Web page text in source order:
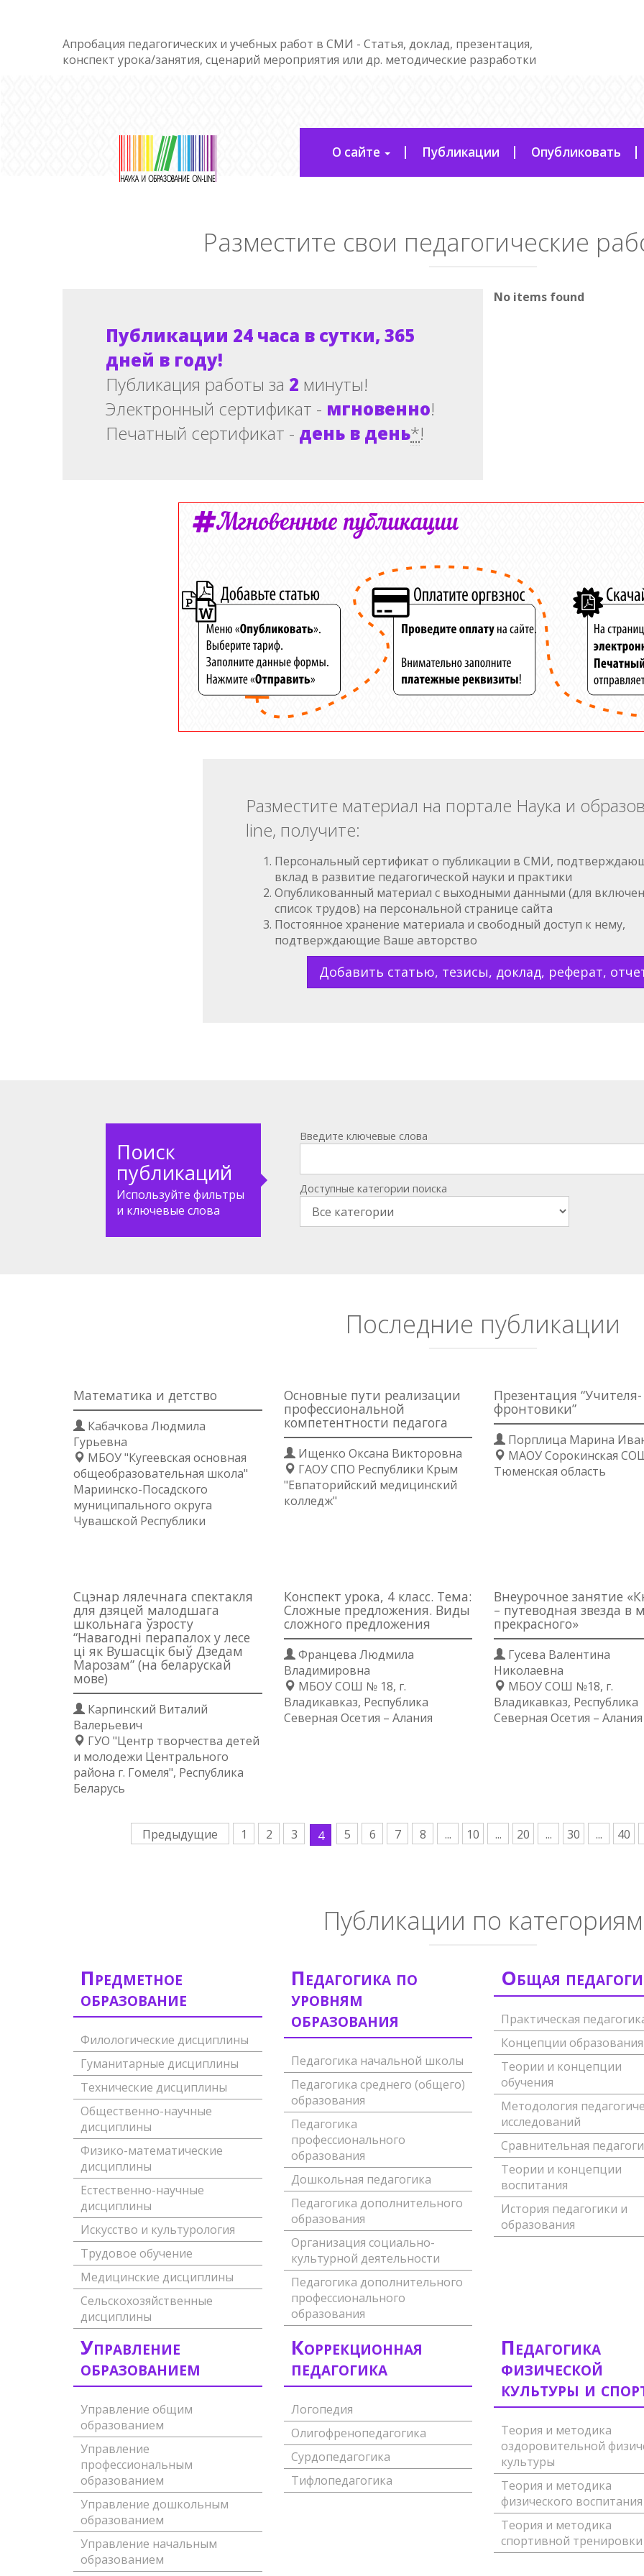
Апробация педагогических и учебных работ в СМИ - Статья, доклад, презентация,
конспект урока/занятия, сценарий мероприятия или др. методические разработки
О сайте Публикации Опубликовать
Разместите свои педагогические
Публикации 24 часа в сутки, 365
дней в году!
Публикация работы за 2 минуты!
Электронный сертификат - мгновенно!
Печатный сертификат - день в день*!
No items found
Разместите материал на портале Наука и
line, получите:
Персональный сертификат о публикации в СМИ,
вклад в развитие педагогической науки и практики
Опубликованный материал с выходными данными (для
список трудов) на персональной странице сайта
Постоянное хранение материала и свободный доступ к нему,
подтверждающие Ваше авторство
Добавить статью, тезисы, доклад, реферат,
Поиск
публикаций
Используйте фильтры
и ключевые слова
Введите ключевые слова
Доступные категории поиска
Последние публикации
Математика и детство
Кабачкова Людмила
Гурьевна
МБОУ "Кугеевская основная
общеобразовательная школа"
Мариинско-Посадского
муниципального округа
Чувашской Республики
Основные пути реализации
профессиональной
компетентности педагога
Ищенко Оксана Викторовна
ГАОУ СПО Республики Крым
"Евпаторийский медицинский
колледж"
Презентация “Учителя-
фронтовики”
Порплица Марина
МАОУ Сорокинская
Тюменская область
Сцэнар лялечнага спектакля
для дзяцей малодшага
школьнага ўзросту
“Навагодні перапалох у лесе
ці як Вушасцік быў Дзедам
Марозам” (на беларускай
мове)
Карпинский Виталий
Валерьевич
ГУО "Центр творчества детей
и молодежи Центрального
района г. Гомеля", Республика
Беларусь
Конспект урока, 4 класс. Тема:
Сложные предложения. Виды
сложного предложения
Францева Людмила
Владимировна
МБОУ СОШ № 18, г.
Владикавказ, Республика
Северная Осетия – Алания
Внеурочное занятие
– путеводная звезда в
прекрасного»
Гусева Валентина
Николаевна
МБОУ СОШ №18, г.
Владикавказ, Республика
Северная Осетия – Алания
1 2 3 4 5 6 7 8 ... 10 ... 20 ... 30 ... 40
Предыдущие
Публикации по категориям
Предметное
образование
Филологические дисциплины
Гуманитарные дисциплины
Технические дисциплины
Общественно-научные
дисциплины
Физико-математические
дисциплины
Естественно-научные
дисциплины
Искусство и культурология
Трудовое обучение
Медицинские дисциплины
Сельскохозяйственные
дисциплины
Педагогика по
уровням
образования
Педагогика начальной школы
Педагогика среднего (общего)
образования
Педагогика
профессионального
образования
Дошкольная педагогика
Педагогика дополнительного
образования
Организация социально-
культурной деятельности
Педагогика дополнительного
профессионального
образования
Общая
Практическая
Концепции образования
Теории и концепции
обучения
Методология
исследований
Сравнительная
Теории и концепции
воспитания
История педагогики и
образования
Управление
образованием
Управление общим
образованием
Управление
профессиональным
образованием
Управление дошкольным
образованием
Управление начальным
образованием
Коррекционная
педагогика
Логопедия
Олигофренопедагогика
Сурдопедагогика
Тифлопедагогика
Педагогика
физической
культуры и
Теория и методика
оздоровительной
культуры
Теория и методика
физического воспитания
Теория и методика
спортивной тренировки